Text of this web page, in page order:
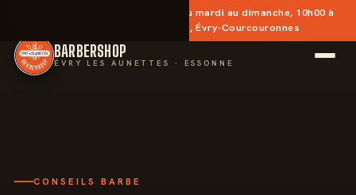
— Ouvert du mardi au dimanche, 10h00 à
20h30 · Place des Aunettes, Évry-Courcouronnes
BARBERSHOP
ÉVRY LES AUNETTES · ESSONNE
CONSEILS BARBE